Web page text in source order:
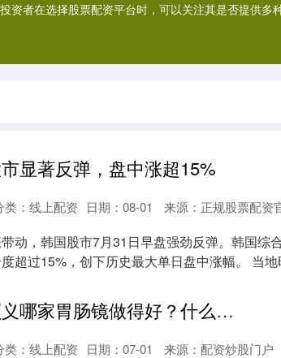
者在选择股票配资平台时，可以关注其是否提供多
显著反弹，盘中涨超15%
日期：08-01 来源：正规股票配资
类： 线上配资
动，韩国股市7月31日早盘强劲反弹。韩国综
度超过15%，创下历史最大单日盘中涨幅。 当
鼎豪配资 北京顺义哪家胃肠镜做得好？什么人必须要做胃肠镜检查？
日期：07-01 来源：配资炒股门户
类： 线上配资